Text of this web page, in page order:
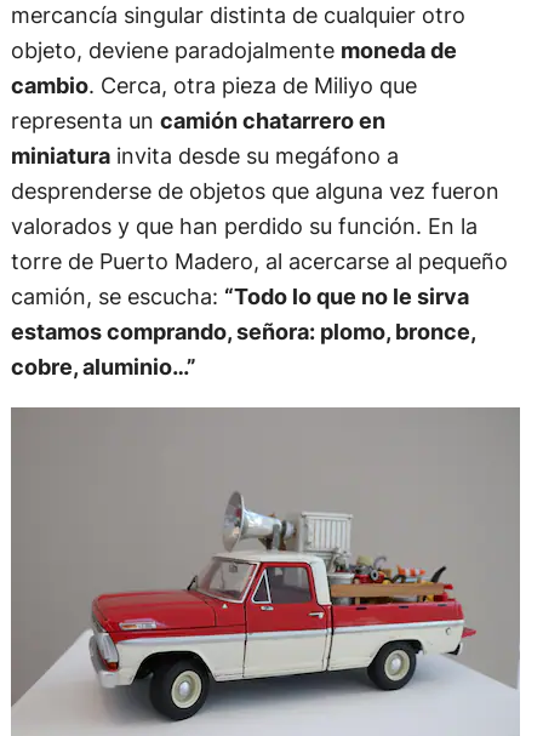
mercancía singular distinta de cualquier otro
objeto, deviene paradojalmente moneda de
cambio. Cerca, otra pieza de Miliyo que
representa un camión chatarrero en
miniaturainvita desde su megáfono a
desprenderse de objetos que alguna vez fueron
valorados y que han perdido su función. En la
torre de Puerto Madero, al acercarse al pequeño
camión, se escucha: “Todo lo que no le sirva
estamos comprando, señora: plomo, bronce,
cobre, aluminio…”